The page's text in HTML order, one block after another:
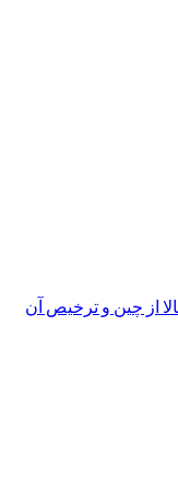
از چین و ترخیص آن